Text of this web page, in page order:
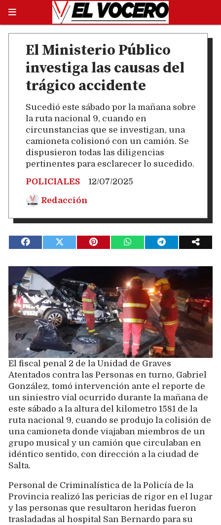
El Ministerio Público
investiga las causas del
trágico accidente
Sucedió este sábado por la mañana sobre
la ruta nacional 9, cuando en
circunstancias que se investigan, una
camioneta colisionó con un camión. Se
dispusieron todas las diligencias
pertinentes para esclarecer lo sucedido.
POLICIALES
12/07/2025
Redacción
El fiscal penal 2 de la Unidad de Graves
Atentados contra las Personas en turno, Gabriel
González, tomó intervención ante el reporte de
un siniestro vial ocurrido durante la mañana de
este sábado a la altura del kilometro 1581 de la
ruta nacional 9, cuando se produjo la colisión de
una camioneta donde viajaban miembros de un
grupo musical y un camión que circulaban en
idéntico sentido, con dirección a la ciudad de
Salta.
Personal de Criminalística de la Policía de la
Provincia realizó las pericias de rigor en el lugar
y las personas que resultaron heridas fueron
trasladadas al hospital San Bernardo para su